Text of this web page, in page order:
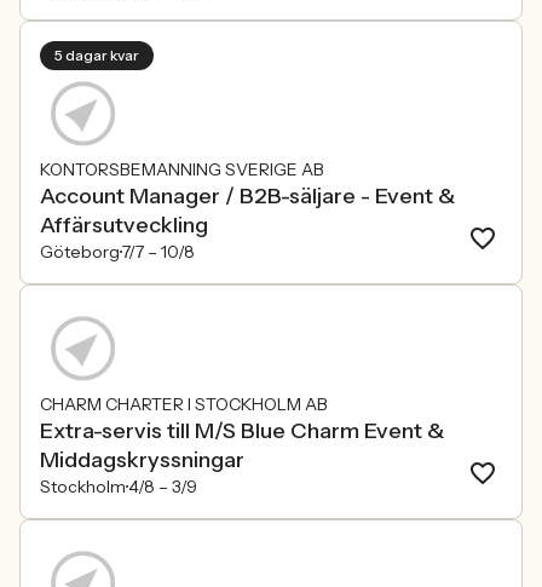
5 dagar kvar
KONTORSBEMANNING SVERIGE AB
Account Manager / B2B-säljare - Event &
Affärsutveckling
Göteborg7/7 – 10/8
CHARM CHARTER I STOCKHOLM AB
Extra-servis till M/S Blue Charm Event &
Middagskryssningar
Stockholm4/8 – 3/9